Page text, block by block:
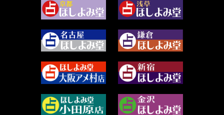
白丸モカ (180)
水浅葱 旬時 (150)
阿佐霧 峰麿 (37)
源 彩乃 (65)
美月マーシャ (211)
芽百マミム (737)
真巳華 - Mamika - (267)
プラタ 真寿 (163)
2024年1月 (63)
2023年12月 (86)
2023年11月 (67)
2023年10月 (36)
2023年9月 (37)
2023年8月 (46)
2023年7月 (59)
2023年6月 (73)